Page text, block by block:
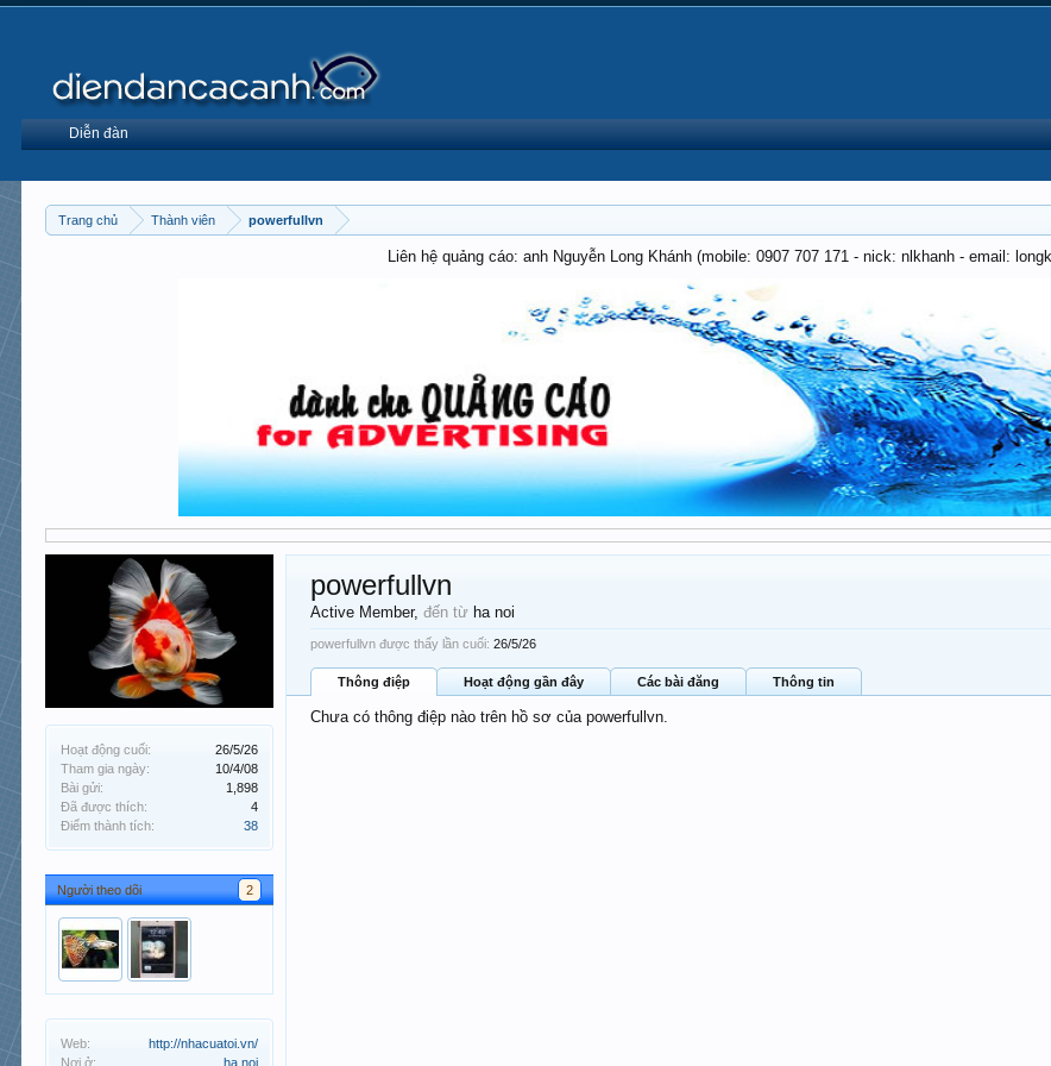
Trang chủ Thành viên powerfullvn
Liên hệ quảng cáo: anh Nguyễn Long Khánh (mobile: 0907 707 171 - nick: nlkhanh - email:
Hoạt động cuối:
26/5/26
Tham gia ngày:
10/4/08
Bài gửi:
1,898
Đã được thích:
4
Điểm thành tích:
38
Người theo dõi 2
Web:
http://nhacuatoi.vn/
Nơi ở:
ha noi
powerfullvn
Active Member,đến từ ha noi
powerfullvn được thấy lần cuối: 26/5/26
Thông điệp Hoạt động gần đây Các bài đăng Thông tin
Chưa có thông điệp nào trên hồ sơ của powerfullvn.
Diễn đàn